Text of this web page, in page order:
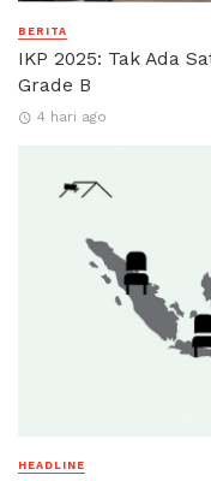
BERITA
IKP 2025: Tak Ada
Grade B
4 hari ago
HEADLINE